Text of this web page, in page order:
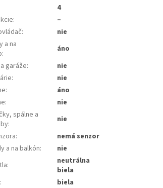
4
:
–
:
nie
a na
:
áno
garáže:
nie
:
nie
:
áno
:
nie
spálne a
:
nie
:
nemá senzor
a na balkón:
nie
:
neutrálna
biela
:
biela